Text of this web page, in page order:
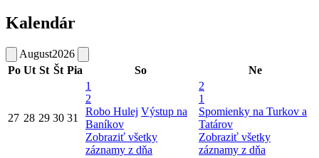
Kalendár
August2026
Po Ut St Št Pia So Ne
27 28 29 30 31
1
2
Robo Hulej Výstup na
Baníkov
Zobraziť všetky
záznamy z dňa
2
1
Spomienky na Turkov a
Tatárov
Zobraziť všetky
záznamy z dňa